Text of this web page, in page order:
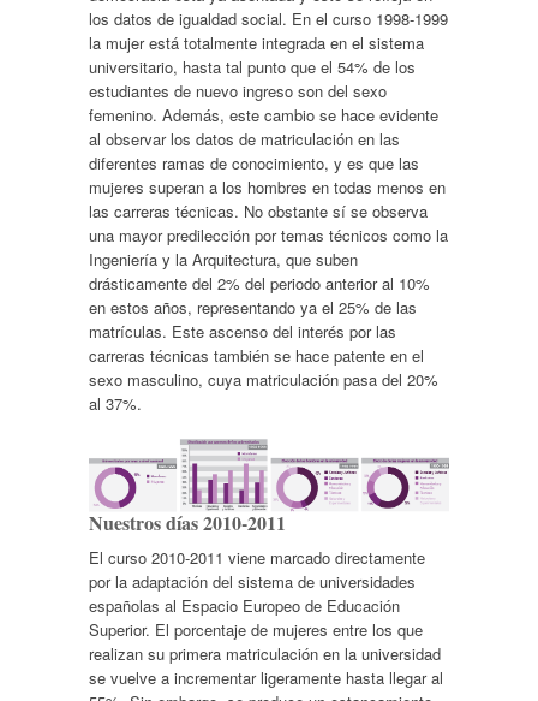
los datos de igualdad social. En el curso 1998-1999
la mujer está totalmente integrada en el sistema
universitario, hasta tal punto que el 54% de los
estudiantes de nuevo ingreso son del sexo
femenino. Además, este cambio se hace evidente
al observar los datos de matriculación en las
diferentes ramas de conocimiento, y es que las
mujeres superan a los hombres en todas menos en
las carreras técnicas. No obstante sí se observa
una mayor predilección por temas técnicos como la
Ingeniería y la Arquitectura, que suben
drásticamente del 2% del periodo anterior al 10%
en estos años, representando ya el 25% de las
matrículas. Este ascenso del interés por las
carreras técnicas también se hace patente en el
sexo masculino, cuya matriculación pasa del 20%
al 37%.
Nuestros días 2010-2011
El curso 2010-2011 viene marcado directamente
por la adaptación del sistema de universidades
españolas al Espacio Europeo de Educación
Superior. El porcentaje de mujeres entre los que
realizan su primera matriculación en la universidad
se vuelve a incrementar ligeramente hasta llegar al